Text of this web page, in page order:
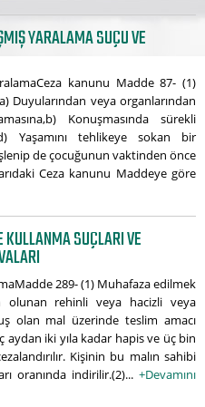
YARALAMA SUÇU VE
kanunu Madde 87- (1)
Duyularından veya organlarından
Konuşmasında sürekli
Yaşamını tehlikeye sokan bir
de çocuğunun vaktinden önce
Ceza kanunu Maddeye göre
SUÇLARI VE
289- (1) Muhafaza edilmek
olunan rehinli veya hacizli veya
olan mal üzerinde teslim amacı
aydan iki yıla kadar hapis ve üç bin
Kişinin bu malın sahibi
oranında indirilir.(2)... +Devamını